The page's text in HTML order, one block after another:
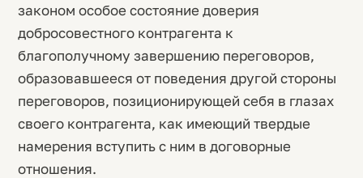
законом особое состояние доверия
добросовестного контрагента к
благополучному завершению переговоров,
образовавшееся от поведения другой стороны
переговоров, позиционирующей себя в глазах
своего контрагента, как имеющий твердые
намерения вступить с ним в договорные
отношения.